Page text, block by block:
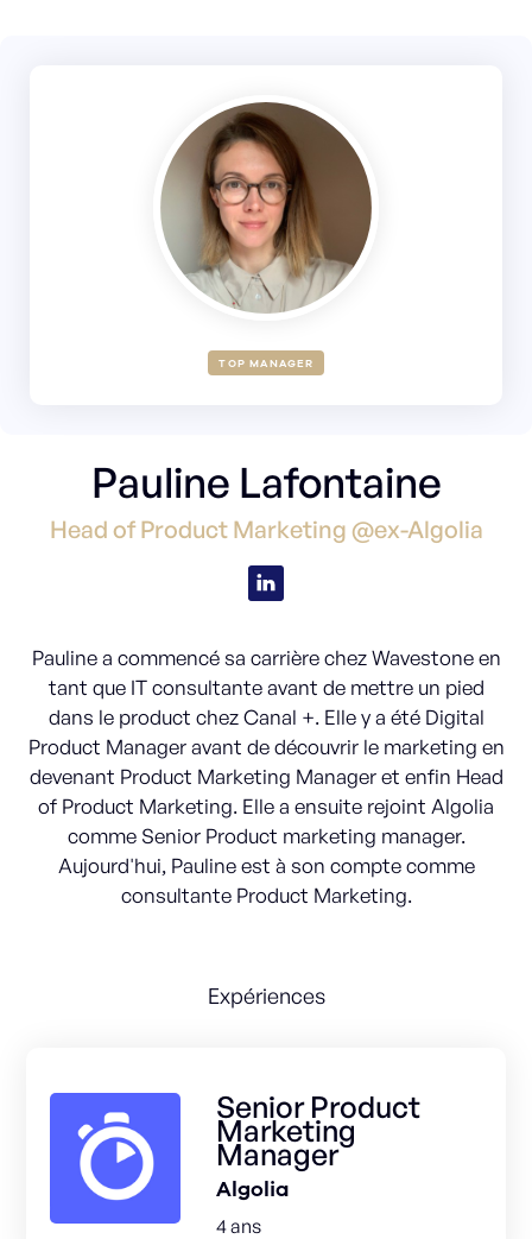
TOP MANAGER
Pauline Lafontaine
Head of Product Marketing @ex-Algolia
Pauline a commencé sa carrière chez Wavestone en
tant que IT consultante avant de mettre un pied
dans le product chez Canal +. Elle y a été Digital
Product Manager avant de découvrir le marketing en
devenant Product Marketing Manager et enfin Head
of Product Marketing. Elle a ensuite rejoint Algolia
comme Senior Product marketing manager.
Aujourd'hui, Pauline est à son compte comme
consultante Product Marketing.
Expériences
Senior Product
Marketing
Manager
Algolia
4 ans